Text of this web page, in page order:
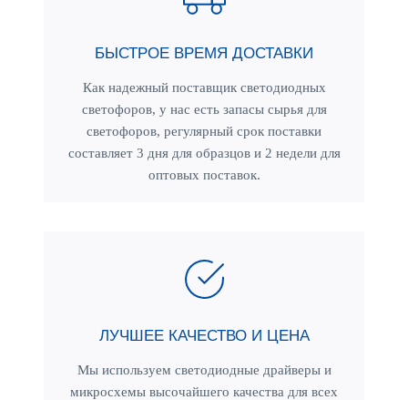
БЫСТРОЕ ВРЕМЯ ДОСТАВКИ
Как надежный поставщик светодиодных
светофоров, у нас есть запасы сырья для
светофоров, регулярный срок поставки
составляет 3 дня для образцов и 2 недели для
оптовых поставок.
ЛУЧШЕЕ КАЧЕСТВО И ЦЕНА
Мы используем светодиодные драйверы и
микросхемы высочайшего качества для всех